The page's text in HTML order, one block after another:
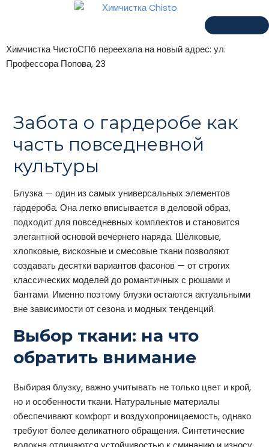
Химчистка ЧистоСПб переехала на новый адрес: ул.
Профессора Попова, 23
Забота о гардеробе как
часть повседневной
культуры
Блузка — один из самых универсальных элементов
гардероба. Она легко вписывается в деловой образ,
подходит для повседневных комплектов и становится
элегантной основой вечернего наряда. Шёлковые,
хлопковые, вискозные и смесовые ткани позволяют
создавать десятки вариантов фасонов — от строгих
классических моделей до романтичных с рюшами и
бантами. Именно поэтому блузки остаются актуальными
вне зависимости от сезона и модных тенденций.
Выбор ткани: на что
обратить внимание
Выбирая блузку, важно учитывать не только цвет и крой,
но и особенности ткани. Натуральные материалы
обеспечивают комфорт и воздухопроницаемость, однако
требуют более деликатного обращения. Синтетические